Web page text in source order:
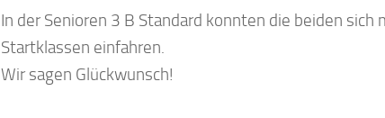
In der Senioren 3 B Standard konnten die beiden
Startklassen einfahren.
Wir sagen Glückwunsch!